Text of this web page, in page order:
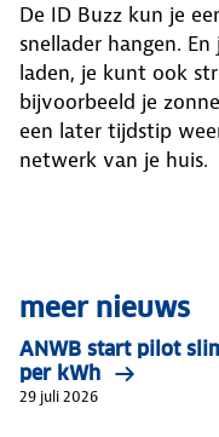
De ID Buzz kun je
snellader hangen.
laden, je kunt ook
bijvoorbeeld je
een later tijdstip
netwerk van je huis.
meer nieuws
ANWB start pilot
per kWh
29 juli 2026